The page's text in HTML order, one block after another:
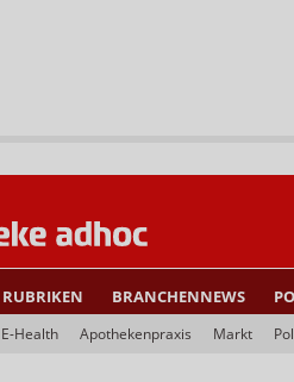
RUBRIKEN BRANCHENNEWS
E-Health Apothekenpraxis Markt